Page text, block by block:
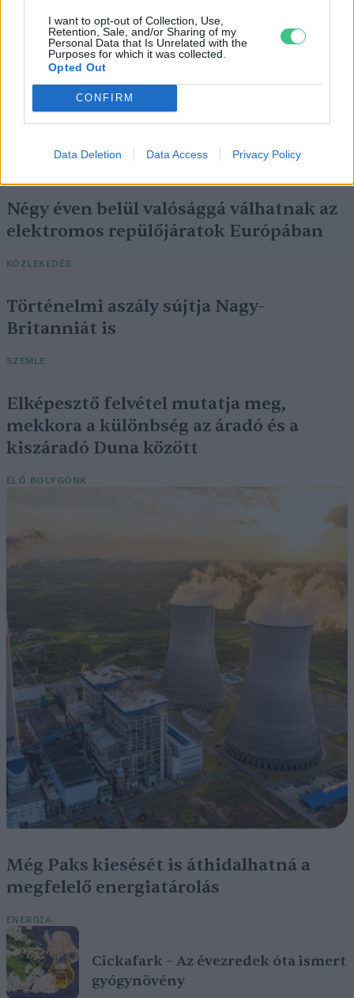
I want to opt-out of Collection, Use,
Retention, Sale, and/or Sharing of my
Personal Data that Is Unrelated with the
Purposes for which it was collected.
Opted Out
CONFIRM
Data Deletion Data Access Privacy Policy
Négy éven belül valósággá válhatnak az
elektromos repülőjáratok Európában
KÖZLEKEDÉS
Történelmi aszály sújtja Nagy-
Britanniát is
SZEMLE
Elképesztő felvétel mutatja meg,
mekkora a különbség az áradó és a
kiszáradó Duna között
ÉLŐ BOLYGÓNK
Még Paks kiesését is áthidalhatná a
megfelelő energiatárolás
ENERGIA
Cickafark – Az évezredek óta ismert
gyógynövény